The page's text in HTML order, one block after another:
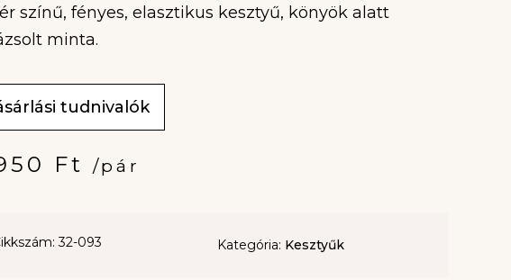
színű, fényes, elasztikus kesztyű, könyök alatt
minta.
tudnivalók
Ft /pár
32-093 Kategória: Kesztyűk